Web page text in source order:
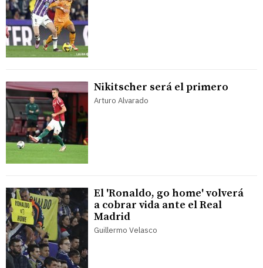
Nikitscher será el primero
Arturo Alvarado
El 'Ronaldo, go home' volverá
a cobrar vida ante el Real
Madrid
Guillermo Velasco